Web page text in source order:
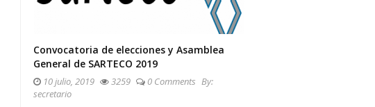
Convocatoria de elecciones y Asamblea
General de SARTECO 2019
10 julio, 2019 3259 0 Comments By:
secretario